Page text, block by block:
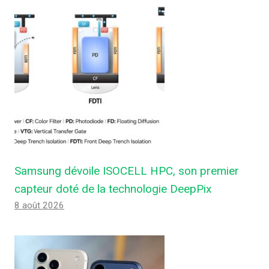
Samsung dévoile ISOCELL HPC, son premier
capteur doté de la technologie DeepPix
8 août 2026